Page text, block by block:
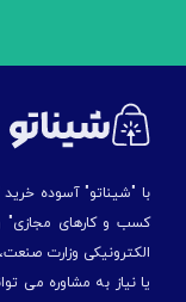
با "شیناتو" آسوده
کسب و کارهای مجازی" و
الكترونیكی وزارت
یا نیاز به مشاوره می